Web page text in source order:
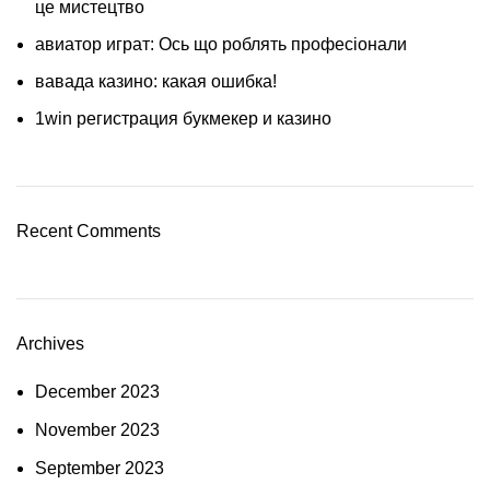
це мистецтво
авиатор играт: Ось що роблять професіонали
вавада казино: какая ошибка!
1win регистрация букмекер и казино
Recent Comments
Archives
December 2023
November 2023
September 2023